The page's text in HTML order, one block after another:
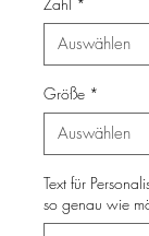
Größe *
Text für
so genau wie